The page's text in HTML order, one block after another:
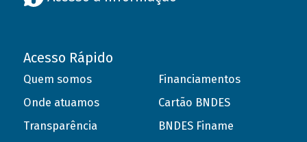
Acesso Rápido
Quem somos
Onde atuamos
Transparência
Financiamentos
Cartão BNDES
BNDES Finame